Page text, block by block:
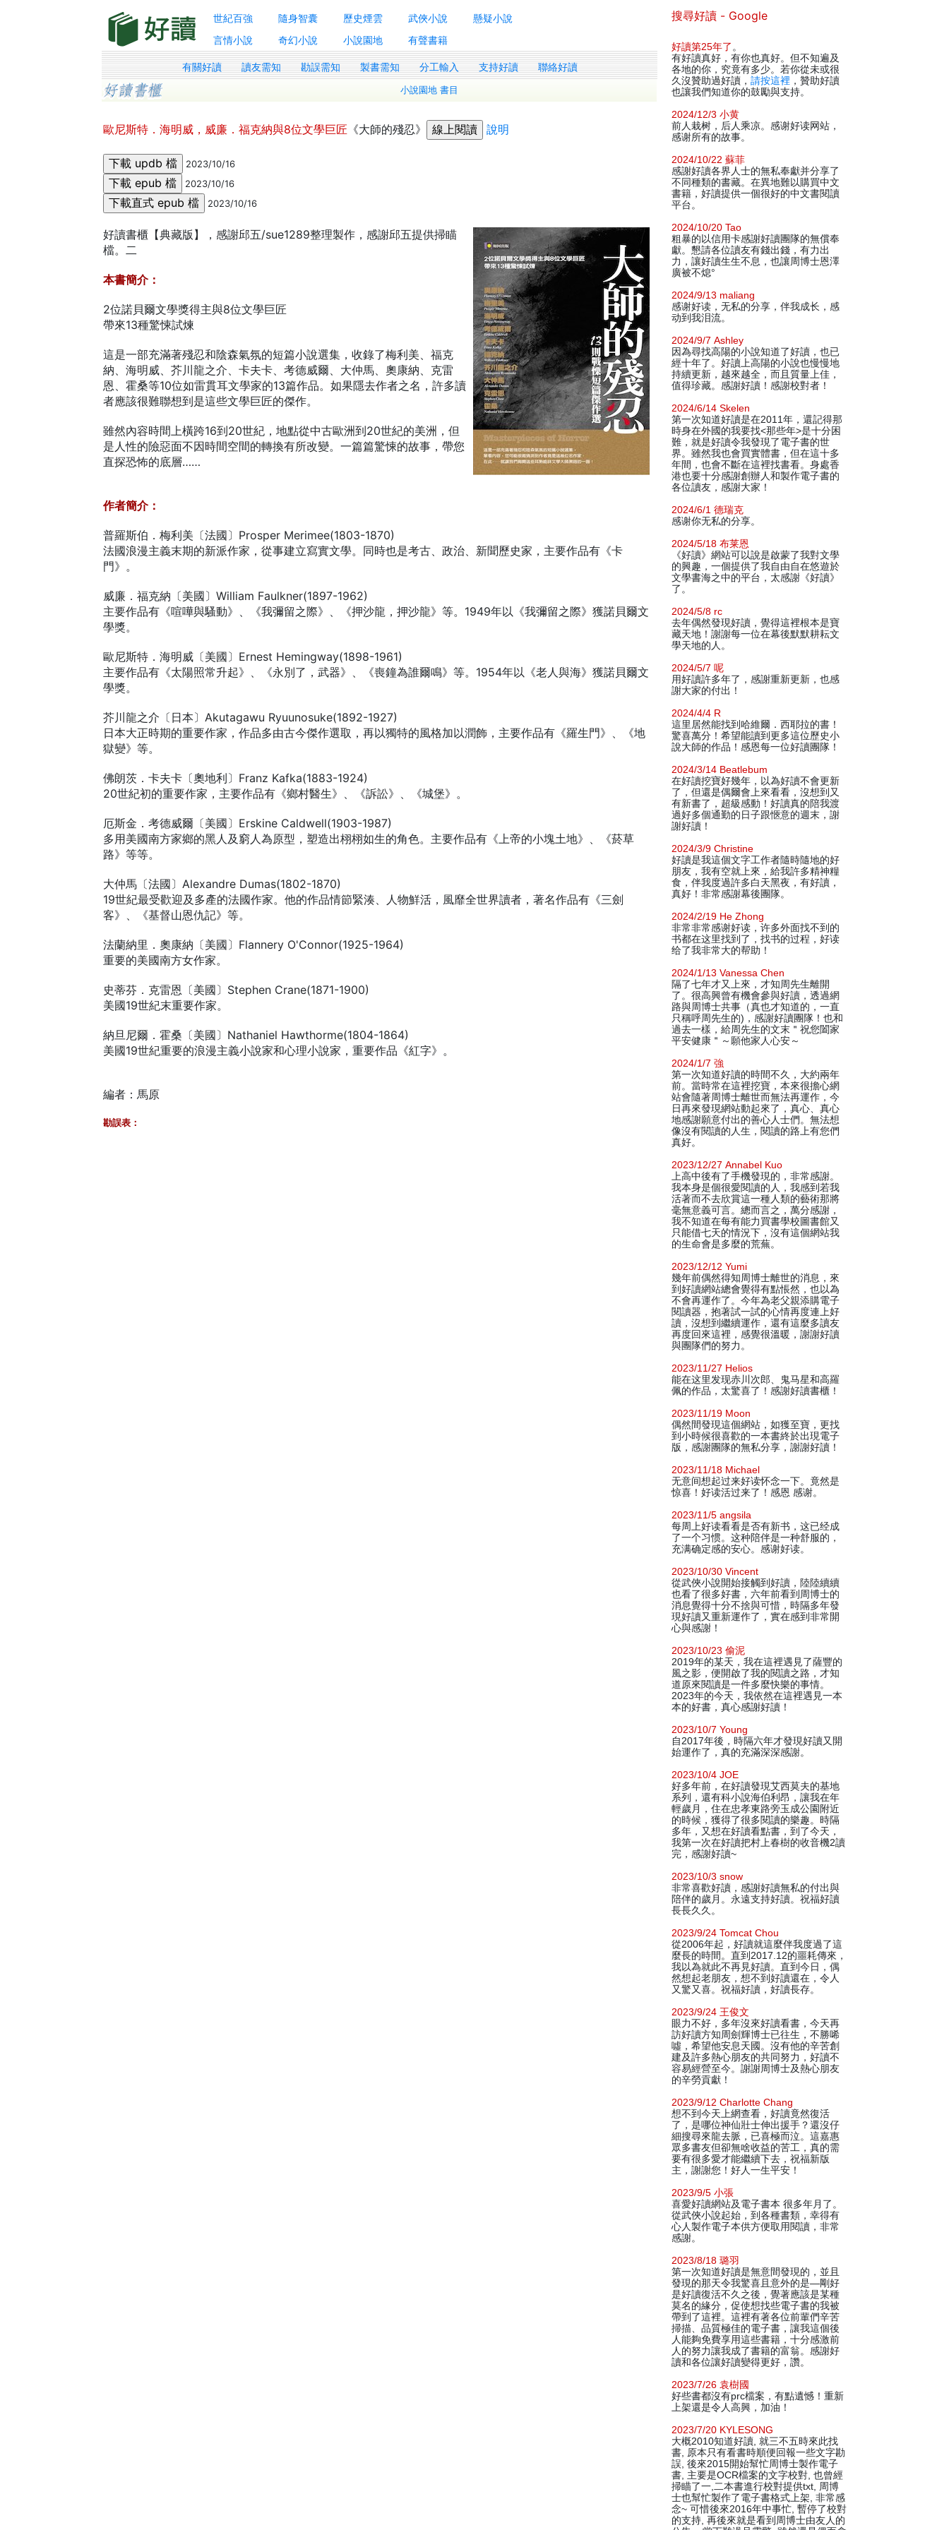
世紀百強 隨身智囊 歷史煙雲 武俠小說
懸疑小說
言情小說
奇幻小說 小說園地 有聲書籍
有關好讀 讀友需知 勘誤需知 製書需知 分工輸入 支持好讀 聯絡好讀
小說園地 書目
歐尼斯特．海明威，威廉．福克納與8位文學巨匠 《大師的殘忍》 說明
2023/10/16
2023/10/16
2023/10/16
好讀書櫃【典藏版】，感謝邱五/sue1289整理製作，感謝邱五提供掃瞄
檔。二
本書簡介：
2位諾貝爾文學獎得主與8位文學巨匠
帶來13種驚悚試煉
這是一部充滿著殘忍和陰森氣氛的短篇小說選集，收錄了梅利美、福克
納、海明威、芥川龍之介、卡夫卡、考德威爾、大仲馬、奧康納、克雷
恩、霍桑等10位如雷貫耳文學家的13篇作品。如果隱去作者之名，許多讀
者應該很難聯想到是這些文學巨匠的傑作。
雖然內容時間上橫跨16到20世紀，地點從中古歐洲到20世紀的美洲，但
是人性的險惡面不因時間空間的轉換有所改變。一篇篇驚悚的故事，帶您
直探恐怖的底層……
作者簡介：
普羅斯伯．梅利美〔法國〕Prosper Merimee(1803-1870)
法國浪漫主義末期的新派作家，從事建立寫實文學。同時也是考古、政治、新聞歷史家，主要作品有《卡
門》。
威廉．福克納〔美國〕William Faulkner(1897-1962)
主要作品有《喧嘩與騷動》、《我彌留之際》、《押沙龍，押沙龍》等。1949年以《我彌留之際》獲諾貝爾文
學獎。
歐尼斯特．海明威〔美國〕Ernest Hemingway(1898-1961)
主要作品有《太陽照常升起》、《永別了，武器》、《喪鐘為誰爾鳴》等。1954年以《老人與海》獲諾貝爾文
學獎。
芥川龍之介〔日本〕Akutagawu Ryuunosuke(1892-1927)
日本大正時期的重要作家，作品多由古今傑作選取，再以獨特的風格加以潤飾，主要作品有《羅生門》、《地
獄變》等。
佛朗茨．卡夫卡〔奧地利〕Franz Kafka(1883-1924)
20世紀初的重要作家，主要作品有《鄉村醫生》、《訴訟》、《城堡》。
厄斯金．考德威爾〔美國〕Erskine Caldwell(1903-1987)
多用美國南方家鄉的黑人及窮人為原型，塑造出栩栩如生的角色。主要作品有《上帝的小塊土地》、《菸草
路》等等。
大仲馬〔法國〕Alexandre Dumas(1802-1870)
19世紀最受歡迎及多產的法國作家。他的作品情節緊湊、人物鮮活，風靡全世界讀者，著名作品有《三劍
客》、《基督山恩仇記》等。
法蘭納里．奧康納〔美國〕Flannery O'Connor(1925-1964)
重要的美國南方女作家。
史蒂芬．克雷恩〔美國〕Stephen Crane(1871-1900)
美國19世紀末重要作家。
納旦尼爾．霍桑〔美國〕Nathaniel Hawthorme(1804-1864)
美國19世紀重要的浪漫主義小說家和心理小說家，重要作品《紅字》。
編者：馬原
勘誤表：
搜尋好讀 - Google
好讀第25年了 。
有好讀真好，有你也真好。但不知遍及
各地的你，究竟有多少。若你從未或很
久沒贊助過好讀， 請按這裡 ，贊助好讀
也讓我們知道你的鼓勵與支持。
2024/12/3 小黄
前人栽树，后人乘凉。感谢好读网站，
感谢所有的故事。
2024/10/22 蘇菲
感謝好讀各界人士的無私奉獻并分享了
不同種類的書藏。在異地難以購買中文
書籍，好讀提供一個很好的中文書閱讀
平台。
2024/10/20 Tao
粗暴的以信用卡感謝好讀團隊的無償奉
獻。懇請各位讀友有錢出錢，有力出
力，讓好讀生生不息，也讓周博士恩澤
廣被不熄°
2024/9/13 maliang
感谢好读，无私的分享，伴我成长，感
动到我泪流。
2024/9/7 Ashley
因為尋找高陽的小說知道了好讀，也已
經十年了。好讀上高陽的小說也慢慢地
持續更新，越來越全，而且質量上佳，
值得珍藏。感謝好讀！感謝校對者！
2024/6/14 Skelen
第一次知道好讀是在2011年，還記得那
時身在外國的我要找<那些年>是十分困
難，就是好讀令我發現了電子書的世
界。雖然我也會買實體書，但在這十多
年間，也會不斷在這裡找書看。身處香
港也要十分感謝創辦人和製作電子書的
各位讀友，感謝大家！
2024/6/1 德瑞克
感谢你无私的分享。
2024/5/18 布莱恩
《好讀》網站可以說是啟蒙了我對文學
的興趣，一個提供了我自由自在悠遊於
文學書海之中的平台，太感謝《好讀》
了。
2024/5/8 rc
去年偶然發現好讀，覺得這裡根本是寶
藏天地！謝謝每一位在幕後默默耕耘文
學天地的人。
2024/5/7 呢
用好讀許多年了，感謝重新更新，也感
謝大家的付出！
2024/4/4 R
這里居然能找到哈維爾．西耶拉的書！
驚喜萬分！希望能讀到更多這位歷史小
說大師的作品！感恩每一位好讀團隊！
2024/3/14 Beatlebum
在好讀挖寶好幾年，以為好讀不會更新
了，但還是偶爾會上來看看，沒想到又
有新書了，超級感動！好讀真的陪我渡
過好多個通勤的日子跟愜意的週末，謝
謝好讀！
2024/3/9 Christine
好讀是我這個文字工作者隨時隨地的好
朋友，我有空就上來，給我許多精神糧
食，伴我度過許多白天黑夜，有好讀，
真好！非常感謝幕後團隊。
2024/2/19 He Zhong
非常非常感谢好读，许多外面找不到的
书都在这里找到了，找书的过程，好读
给了我非常大的帮助！
2024/1/13 Vanessa Chen
隔了七年才又上來，才知周先生離開
了。很高興曾有機會參與好讀，透過網
路與周博士共事（真也才知道的，一直
只稱呼周先生的)，感謝好讀團隊！也和
過去一樣，給周先生的文末＂祝您闔家
平安健康＂～願他家人心安～
2024/1/7 強
第一次知道好讀的時間不久，大約兩年
前。當時常在這裡挖寶，本來很擔心網
站會隨著周博士離世而無法再運作，今
日再來發現網站動起來了，真心、真心
地感謝願意付出的善心人士們。無法想
像沒有閱讀的人生，閱讀的路上有您們
真好。
2023/12/27 Annabel Kuo
上高中後有了手機發現的，非常感謝。
我本身是個很愛閱讀的人，我感到若我
活著而不去欣賞這一種人類的藝術那將
毫無意義可言。總而言之，萬分感謝，
我不知道在每有能力買書學校圖書館又
只能借七天的情況下，沒有這個網站我
的生命會是多麼的荒蕪。
2023/12/12 Yumi
幾年前偶然得知周博士離世的消息，來
到好讀網站總會覺得有點悵然，也以為
不會再運作了。今年為老父親添購電子
閱讀器，抱著試一試的心情再度連上好
讀，沒想到繼續運作，還有這麼多讀友
再度回來這裡，感覺很溫暖，謝謝好讀
與團隊們的努力。
2023/11/27 Helios
能在这里发现赤川次郎、鬼马星和高羅
佩的作品，太驚喜了！感謝好讀書櫃！
2023/11/19 Moon
偶然間發現這個網站，如獲至寶，更找
到小時候很喜歡的一本書終於出現電子
版，感謝團隊的無私分享，謝謝好讀！
2023/11/18 Michael
无意间想起过来好读怀念一下。竟然是
惊喜！好读活过来了！感恩 感谢。
2023/11/5 angsila
每周上好读看看是否有新书，这已经成
了一个习惯。这种陪伴是一种舒服的，
充满确定感的安心。感谢好读。
2023/10/30 Vincent
從武俠小說開始接觸到好讀，陸陸續續
也看了很多好書，六年前看到周博士的
消息覺得十分不捨與可惜，時隔多年發
現好讀又重新運作了，實在感到非常開
心與感謝！
2023/10/23 偷泥
2019年的某天，我在這裡遇見了薩豐的
風之影，便開啟了我的閱讀之路，才知
道原來閱讀是一件多麼快樂的事情。
2023年的今天，我依然在這裡遇見一本
本的好書，真心感謝好讀！
2023/10/7 Young
自2017年後，時隔六年才發現好讀又開
始運作了，真的充滿深深感謝。
2023/10/4 JOE
好多年前，在好讀發現艾西莫夫的基地
系列，還有科小說海伯利昂，讓我在年
輕歲月，住在忠孝東路旁玉成公園附近
的時候，獲得了很多閱讀的樂趣。時隔
多年，又想在好讀看點書，到了今天，
我第一次在好讀把村上春樹的收音機2讀
完，感謝好讀~
2023/10/3 snow
非常喜歡好讀，感謝好讀無私的付出與
陪伴的歲月。永遠支持好讀。祝福好讀
長長久久。
2023/9/24 Tomcat Chou
從2006年起，好讀就這麼伴我度過了這
麼長的時間。直到2017.12的噩耗傳來，
我以為就此不再見好讀。直到今日，偶
然想起老朋友，想不到好讀還在，令人
又驚又喜。祝福好讀，好讀長存。
2023/9/24 王俊文
眼力不好，多年沒來好讀看書，今天再
訪好讀方知周劍輝博士已往生，不勝唏
噓，希望他安息天國。沒有他的辛苦創
建及許多熱心朋友的共同努力，好讀不
容易經營至今。謝謝周博士及熱心朋友
的辛勞貢獻！
2023/9/12 Charlotte Chang
想不到今天上網查看，好讀竟然復活
了，是哪位神仙壯士伸出援手？還沒仔
細搜尋來龍去脈，已喜極而泣。這嘉惠
眾多書友但卻無啥收益的苦工，真的需
要有很多愛才能繼續下去，祝福新版
主，謝謝您！好人一生平安！
2023/9/5 小張
喜愛好讀網站及電子書本 很多年月了。
從武俠小說起始，到各種書類，幸得有
心人製作電子本供方便取用閱讀，非常
感謝。
2023/8/18 璐羽
第一次知道好讀是無意間發現的，並且
發現的那天令我驚喜且意外的是—剛好
是好讀復活不久之後，覺著應該是某種
莫名的緣分，促使想找些電子書的我被
帶到了這裡。這裡有著各位前輩們辛苦
掃描、品質極佳的電子書，讓我這個後
人能夠免費享用這些書籍，十分感激前
人的努力讓我成了書籍的富翁。感謝好
讀和各位讓好讀變得更好，讚。
2023/7/26 袁樹國
好些書都沒有prc檔案，有點遺憾！重新
上架還是令人高興，加油！
2023/7/20 KYLESONG
大概2010知道好讀, 就三不五時來此找
書, 原本只有看書時順便回報一些文字勘
誤, 後來2015開始幫忙周博士製作電子
書, 主要是OCR檔案的文字校對, 也曾經
掃瞄了一,二本書進行校對提供txt, 周博
士也幫忙製作了電子書格式上架, 非常感
念~ 可惜後來2016年中事忙, 暫停了校對
的支持, 再後來就是看到周博士由友人的